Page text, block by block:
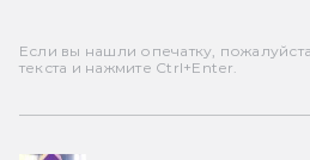
Если вы нашли опечатку,
текста и нажмите Ctrl+Enter.